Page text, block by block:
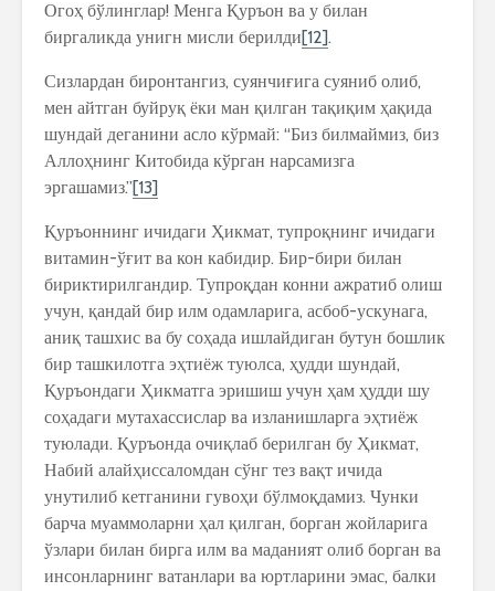
Огоҳ бўлинглар! Менга Қуръон ва у билан
биргаликда унигн мисли берилди[12].
Сизлардан биронтангиз, суянчиғига суяниб олиб,
мен айтган буйруқ ёки ман қилган тақиқим ҳақида
шундай деганини асло кўрмай: “Биз билмаймиз, биз
Аллоҳнинг Китобида кўрган нарсамизга
эргашамиз.”[13]
Қуръоннинг ичидаги Ҳикмат, тупроқнинг ичидаги
витамин-ўғит ва кон кабидир. Бир-бири билан
бириктирилгандир. Тупроқдан конни ажратиб олиш
учун, қандай бир илм одамларига, асбоб-ускунага,
аниқ ташхис ва бу соҳада ишлайдиган бутун бошлик
бир ташкилотга эҳтиёж туюлса, ҳудди шундай,
Қуръондаги Ҳикматга эришиш учун ҳам ҳудди шу
соҳадаги мутахассислар ва изланишларга эҳтиёж
туюлади. Қуръонда очиқлаб берилган бу Ҳикмат,
Набий алайҳиссаломдан сўнг тез вақт ичида
унутилиб кетганини гувоҳи бўлмоқдамиз. Чунки
барча муаммоларни ҳал қилган, борган жойларига
ўзлари билан бирга илм ва маданият олиб борган ва
инсонларнинг ватанлари ва юртларини эмас, балки